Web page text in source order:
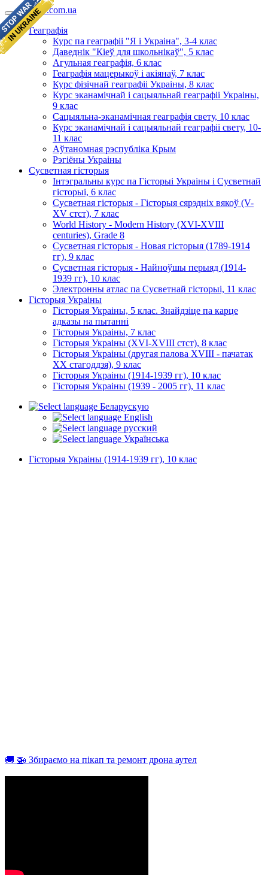
geomap.com.ua
Геаграфія
Курс па геаграфіі "Я і Украіна", 3-4 клас
Даведнік "Кіеў для школьнікаў", 5 клас
Агульная геаграфія, 6 клас
Геаграфія мацерыкоў і акіянаў, 7 клас
Курс фізічнай геаграфіі Украіны, 8 клас
Курс эканамічнай і сацыяльнай геаграфіі Украіны,
9 клас
Сацыяльна-эканамічная геаграфія свету, 10 клас
Курс эканамічнай і сацыяльнай геаграфіі свету, 10-
11 клас
Аўтаномная рэспубліка Крым
Рэгіёны Украіны
Сусветная гісторыя
Інтэгральны курс па Гісторыі Украіны і Сусветнай
гісторыі, 6 клас
Сусветная гісторыя - Гісторыя сярэдніх вякоў (V-
XV стст), 7 клас
World History - Modern History (XVI-XVIII
centuries), Grade 8
Сусветная гісторыя - Новая гісторыя (1789-1914
гг), 9 клас
Сусветная гісторыя - Найноўшы перыяд (1914-
1939 гг), 10 клас
Электронны атлас па Сусветнай гісторыі, 11 клас
Гісторыя Украіны
Гісторыя Украіны, 5 клас. Знайдзіце па карце
адказы на пытанні
Гісторыя Украіны, 7 клас
Гісторыя Украіны (XVI-XVIII стст), 8 клас
Гісторыя Украіны (другая палова XVIII - пачатак
XX стагоддзя), 9 клас
Гісторыя Украіны (1914-1939 гг), 10 клас
Гісторыя Украіны (1939 - 2005 гг), 11 клас
Беларускую
English
русский
Українська
Гісторыя Украіны (1914-1939 гг), 10 клас
🚚 🚁 Збираємо на пікап та ремонт дрона аутел